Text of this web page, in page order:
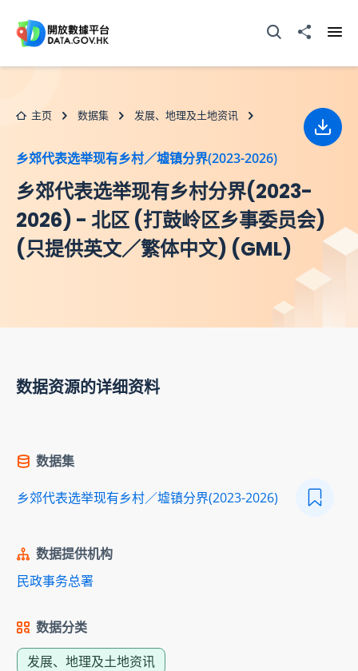
打开搜寻器分享至
主页 数据集 发展、地理及土地资讯
乡郊代表选举现有乡村／墟镇分界(2023-2026)
乡郊代表选举现有乡村分界(2023-
2026) - 北区 (打鼓岭区乡事委员会)
(只提供英文／繁体中文) (GML)
下载
数据资源的详细资料
数据集
乡郊代表选举现有乡村／墟镇分界(2023-2026)
数据提供机构
民政事务总署
数据分类
发展、地理及土地资讯